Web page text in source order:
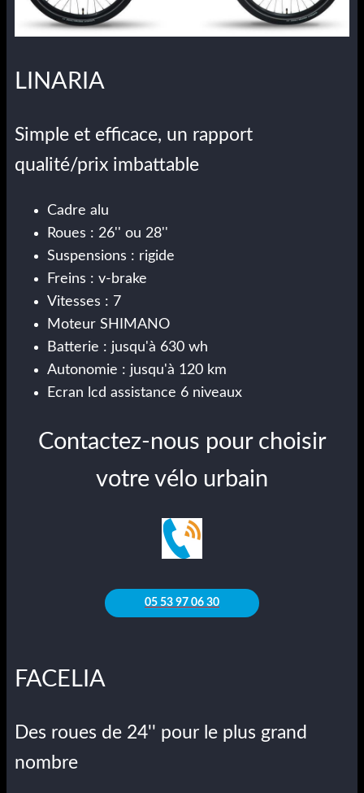
LINARIA
Simple et efficace, un rapport
qualité/prix imbattable
Cadre alu
Roues : 26'' ou 28''
Suspensions : rigide
Freins : v-brake
Vitesses : 7
Moteur SHIMANO
Batterie : jusqu'à 630 wh
Autonomie : jusqu'à 120 km
Ecran lcd assistance 6 niveaux
Contactez-nous pour choisir
votre vélo urbain
05 53 97 06 30
FACELIA
Des roues de 24'' pour le plus grand
nombre